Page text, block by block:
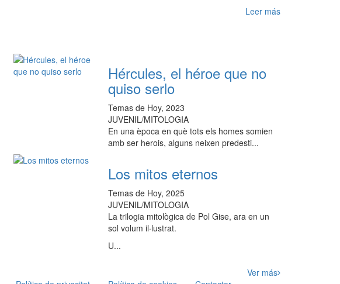
Leer más
Hércules, el héroe que no
quiso serlo
Temas de Hoy, 2023
JUVENIL/MITOLOGIA
En una època en què tots els homes somien
amb ser herois, alguns neixen predesti...
Los mitos eternos
Temas de Hoy, 2025
JUVENIL/MITOLOGIA
La trilogia mitològica de Pol Gise, ara en un
sol volum il·lustrat.
U...
Ver más